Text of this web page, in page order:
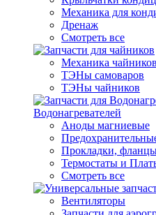
Механика для
Дренаж
Смотреть все
Механика чайников
ТЭНы самоваров
ТЭНы чайников
Водонагревателей
Аноды магниевые
Прокладки,
Термостаты и
Смотреть все
Вентиляторы